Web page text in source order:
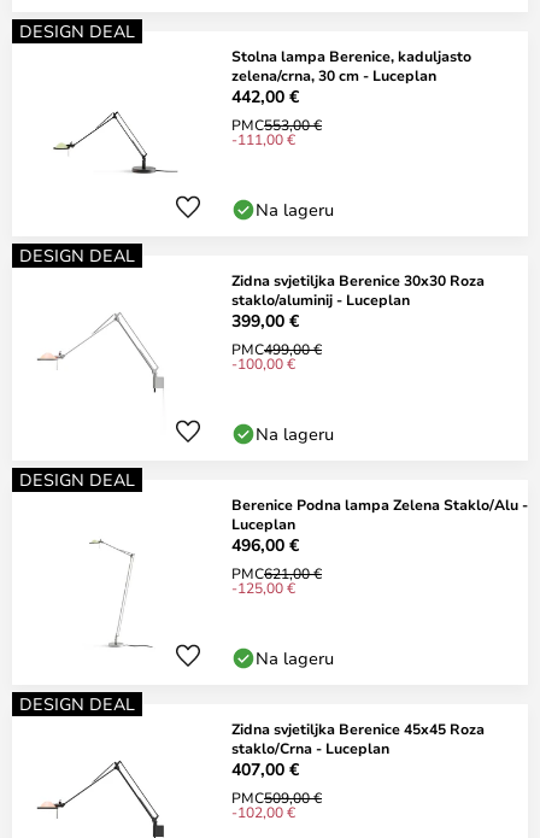
DESIGN DEAL
Stolna lampa Berenice, kaduljasto
zelena/crna, 30 cm - Luceplan
442,00 €
PMC553,00 €
-111,00 €
Na lageru
DESIGN DEAL
Zidna svjetiljka Berenice 30x30 Roza
staklo/aluminij - Luceplan
399,00 €
PMC499,00 €
-100,00 €
Na lageru
DESIGN DEAL
Berenice Podna lampa Zelena Staklo/Alu -
Luceplan
496,00 €
PMC621,00 €
-125,00 €
Na lageru
DESIGN DEAL
Zidna svjetiljka Berenice 45x45 Roza
staklo/Crna - Luceplan
407,00 €
PMC509,00 €
-102,00 €